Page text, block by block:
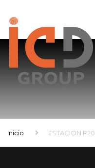
Inicio ESTACION R20